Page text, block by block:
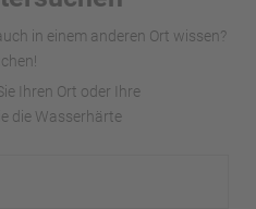
in einem anderen Ort wissen?
Ihren Ort oder Ihre
die Wasserhärte